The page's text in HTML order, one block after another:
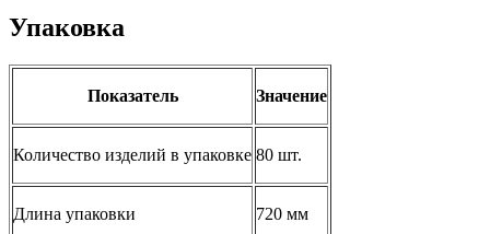
Упаковка
Показатель Значение
Количество изделий в упаковке 80 шт.
Длина упаковки 720 мм